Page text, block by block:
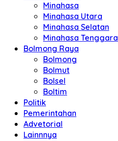
Minahasa
Minahasa Utara
Minahasa Selatan
Minahasa Tenggara
Bolmong Raya
Bolmong
Bolmut
Bolsel
Boltim
Politik
Pemerintahan
Advetorial
Lainnnya